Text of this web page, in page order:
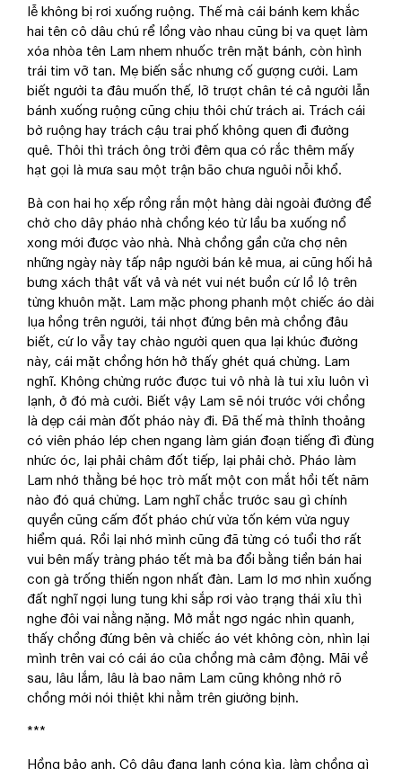
lễ không bị rơi xuống ruộng. Thế mà cái bánh kem khắc
hai tên cô dâu chú rể lồng vào nhau cũng bị va quẹt làm
xóa nhòa tên Lam nhem nhuốc trên mặt bánh, còn hình
trái tim vỡ tan. Mẹ biến sắc nhưng cố gượng cười. Lam
biết người ta đâu muốn thế, lỡ trượt chân té cả người lẫn
bánh xuống ruộng cũng chịu thôi chứ trách ai. Trách cái
bờ ruộng hay trách cậu trai phố không quen đi đường
quê. Thôi thì trách ông trời đêm qua có rắc thêm mấy
hạt gọi là mưa sau một trận bão chưa nguôi nỗi khổ.
Bà con hai họ xếp rồng rắn một hàng dài ngoài đường để
chờ cho dây pháo nhà chồng kéo từ lầu ba xuống nổ
xong mới được vào nhà. Nhà chồng gần cửa chợ nên
những ngày này tấp nập người bán kẻ mua, ai cũng hối hả
bưng xách thật vất vả và nét vui nét buồn cứ lồ lộ trên
từng khuôn mặt. Lam mặc phong phanh một chiếc áo dài
lụa hồng trên người, tái nhợt đứng bên mà chồng đâu
biết, cứ lo vẫy tay chào người quen qua lại khúc đường
này, cái mặt chồng hớn hở thấy ghét quá chừng. Lam
nghĩ. Không chừng rước được tui vô nhà là tui xỉu luôn vì
lạnh, ở đó mà cười. Biết vậy Lam sẽ nói trước với chồng
là dẹp cái màn đốt pháo này đi. Đã thế mà thỉnh thoảng
có viên pháo lép chen ngang làm gián đoạn tiếng đì đùng
nhức óc, lại phải châm đốt tiếp, lại phải chờ. Pháo làm
Lam nhớ thằng bé học trò mất một con mắt hồi tết năm
nào đó quá chừng. Lam nghĩ chắc trước sau gì chính
quyền cũng cấm đốt pháo chứ vừa tốn kém vừa nguy
hiểm quá. Rồi lại nhớ mình cũng đã từng có tuổi thơ rất
vui bên mấy tràng pháo tết mà ba đổi bằng tiền bán hai
con gà trống thiến ngon nhất đàn. Lam lơ mơ nhìn xuống
đất nghĩ ngợi lung tung khi sắp rơi vào trạng thái xỉu thì
nghe đôi vai nằng nặng. Mở mắt ngơ ngác nhìn quanh,
thấy chồng đứng bên và chiếc áo vét không còn, nhìn lại
mình trên vai có cái áo của chồng mà cảm động. Mãi về
sau, lâu lắm, lâu là bao năm Lam cũng không nhớ rõ
chồng mới nói thiệt khi nằm trên giường bịnh.
***
Hồng bảo anh. Cô dâu đang lạnh cóng kìa, làm chồng gì